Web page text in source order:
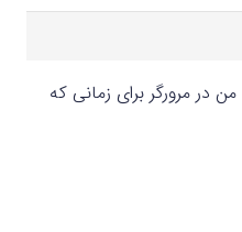
در مرورگر برای زمانی که